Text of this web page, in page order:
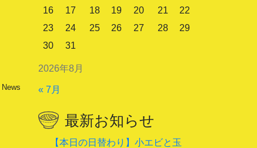
News
2026年8月
16
17 18 19 20 21
22
23
24 25 26 27 28
29
30
31
« 7月
最新お知らせ
【本日の日替わり】小エビと玉